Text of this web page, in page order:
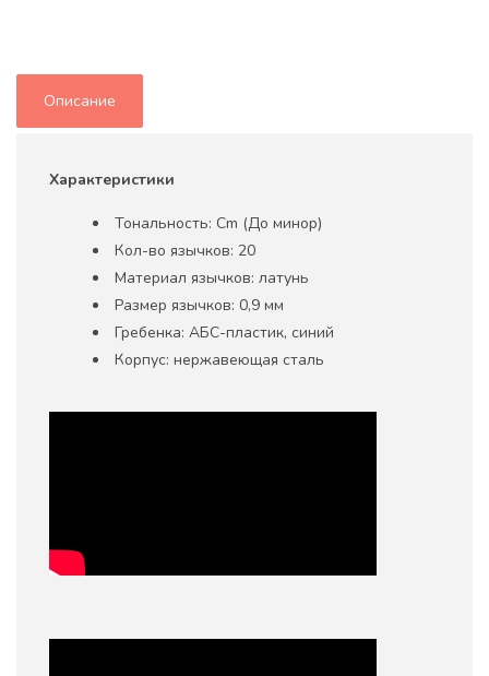
Описание
Характеристики
Тональность: Cm (До минор)
Кол-во язычков: 20
Материал язычков: латунь
Размер язычков: 0,9 мм
Гребенка: АБС-пластик, синий
Корпус: нержавеющая сталь